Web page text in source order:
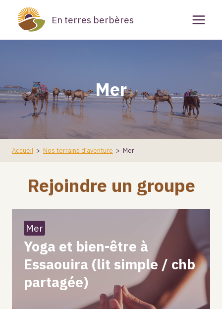
contenu
En terres berbères
Mer
Accueil > Nos terrains d'aventure > Mer
Rejoindre un groupe
Mer
Yoga et bien-être à
Essaouira (lit simple / chb
partagée)